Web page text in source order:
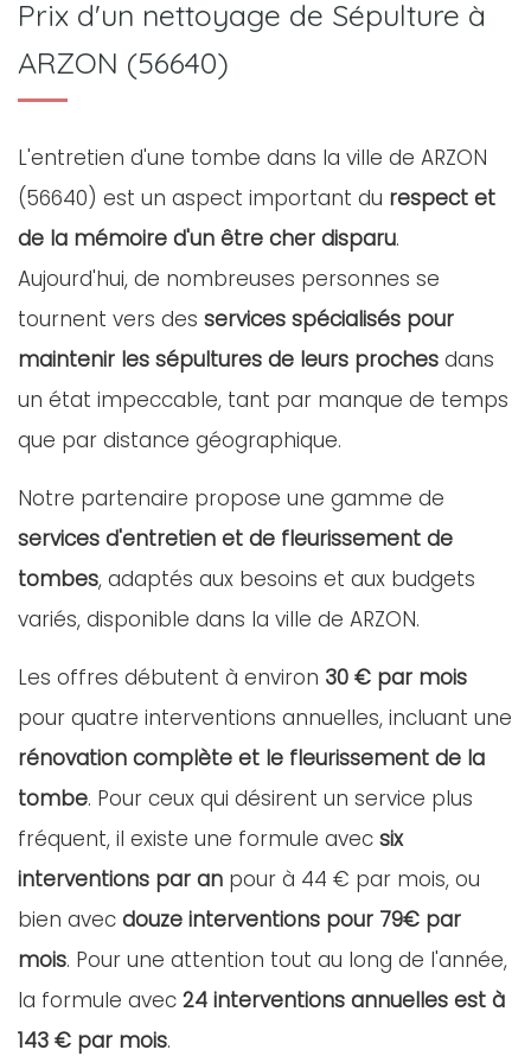
Prix d'un nettoyage de Sépulture à
ARZON (56640)
L'entretien d'une tombe dans la ville de ARZON
(56640) est un aspect important du respect et
de la mémoire d'un être cher disparu.
Aujourd'hui, de nombreuses personnes se
tournent vers des services spécialisés pour
maintenir les sépultures de leurs proches dans
un état impeccable, tant par manque de temps
que par distance géographique.
Notre partenaire propose une gamme de
services d'entretien et de fleurissement de
tombes, adaptés aux besoins et aux budgets
variés, disponible dans la ville de ARZON.
Les offres débutent à environ 30 € par mois
pour quatre interventions annuelles, incluant une
rénovation complète et le fleurissement de la
tombe. Pour ceux qui désirent un service plus
fréquent, il existe une formule avec six
interventions par an pour à 44 € par mois, ou
bien avec douze interventions pour 79€ par
mois. Pour une attention tout au long de l'année,
la formule avec 24 interventions annuelles est à
143 € par mois.